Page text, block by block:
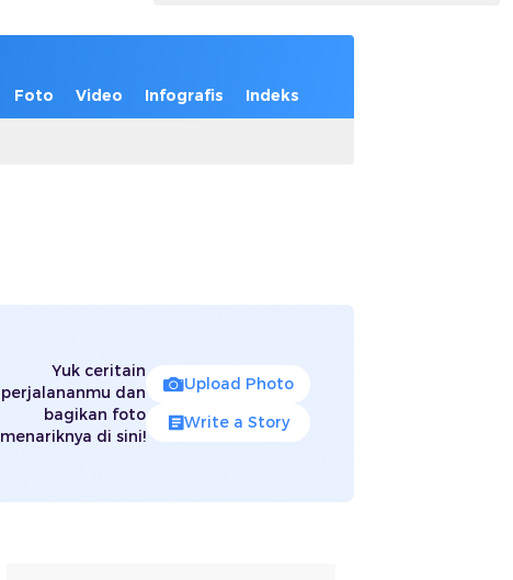
Foto Video Infografis Indeks
Yuk ceritain
perjalananmu dan
bagikan foto
menariknya di sini!
Upload Photo
Write a Story